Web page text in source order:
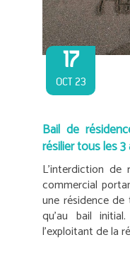
17
OCT 23
Bail de
résilier tous les 3
L’interdiction
commercial
une résidence de
qu’au bail
l’exploitant de la